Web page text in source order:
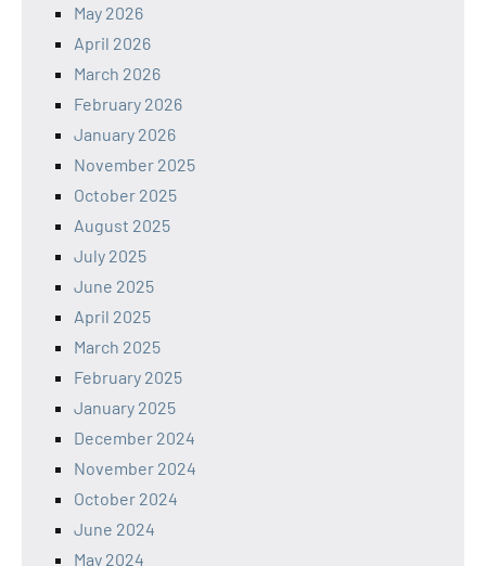
May 2026
April 2026
March 2026
February 2026
January 2026
November 2025
October 2025
August 2025
July 2025
June 2025
April 2025
March 2025
February 2025
January 2025
December 2024
November 2024
October 2024
June 2024
May 2024